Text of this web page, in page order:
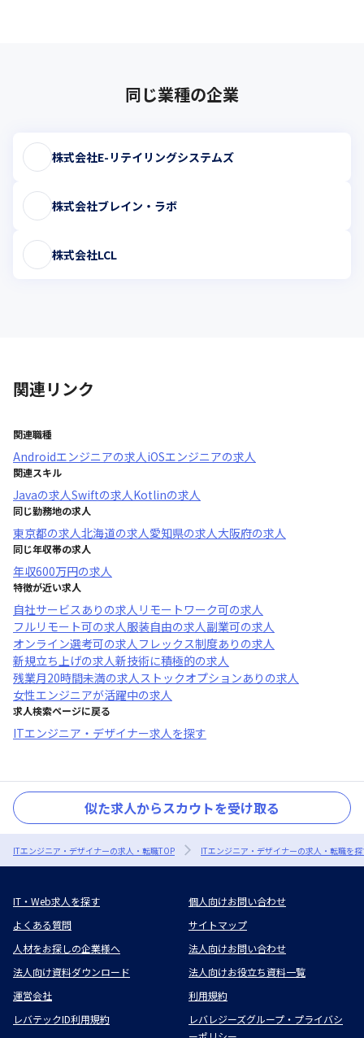
同じ業種の企業
株式会社E-リテイリングシステムズ
株式会社ブレイン・ラボ
株式会社LCL
関連リンク
関連職種
Androidエンジニアの求人iOSエンジニアの求人
関連スキル
Javaの求人Swiftの求人Kotlinの求人
同じ勤務地の求人
東京都の求人北海道の求人愛知県の求人大阪府の求人
同じ年収帯の求人
年収600万円の求人
特徴が近い求人
自社サービスあり の求人 リモートワーク可の求人
フルリモート可の求人服装自由の求人副業可の求人
オンライン選考可の求人フレックス制度あり の求人
新規立ち上げの求人新技術に積極的の求人
残業月20時間未満の求人ストックオプションあり の求人
女性エンジニアが活躍中の求人
求人検索ページに戻る
ITエンジニア・デザイナー求人を探す
似た求人からスカウトを受け取る
ITエンジニア・デザイナーの求人・転職TOP ITエンジニア・デザイナーの求人・転職を
IT・Web求人を探す
個人向けお問い合わせ
よくある質問
サイトマップ
人材をお探しの企業様へ
法人向けお問い合わせ
法人向け資料ダウンロード
法人向けお役立ち資料一覧
運営会社
利用規約
レバテックID利用規約
レバレジーズグループ・プライバシ